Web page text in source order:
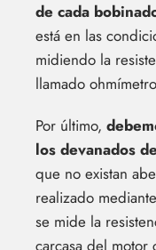
de cada
está en las
midiendo la
llamado
Por último,
los devanados
que no existan
realizado
se mide la
carcasa del